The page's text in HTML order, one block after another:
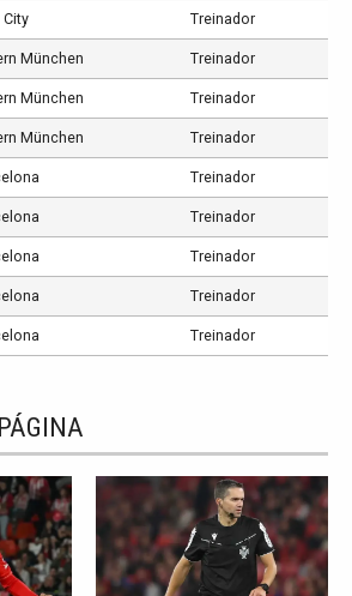
City Treinador
München Treinador
München Treinador
München Treinador
Treinador
Treinador
Treinador
Treinador
Treinador